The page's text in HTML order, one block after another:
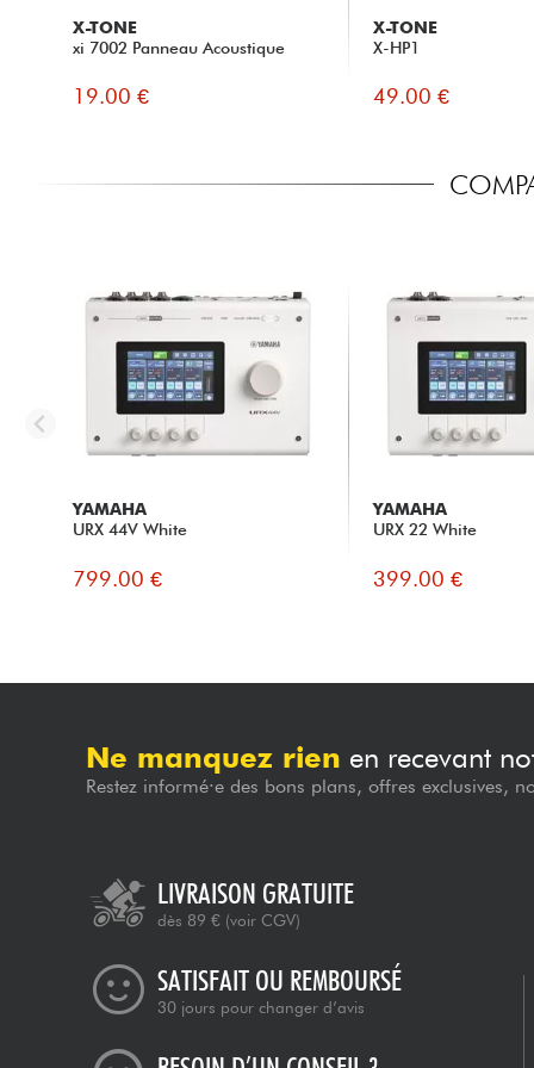
X-TONE
xi 7002 Panneau Acoustique
19.00 €
X-TONE
X-HP1
49.00 €
YAMAHA
URX 44V White
799.00 €
YAMAHA
URX 22 White
399.00 €
Ne manquez rien en recevant
Restez informé·e des bons plans, offres exclusives,
LIVRAISON GRATUITE
dès 89 € (voir CGV)
SATISFAIT OU REMBOURSÉ
30 jours pour changer d’avis